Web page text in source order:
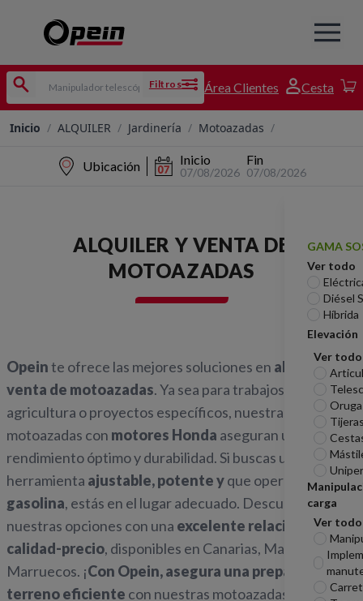
Filtros Área Clientes Cesta
Inicio / ALQUILER / Jardinería / Motoazadas /
Ubicación Inicio
07/08/2026
Fin
07/08/2026
GAMA
Ver todo
Diésel
Híbrida
Elevación
Ver todo
carga
Ver todo
ALQUILER Y VENTA DE
MOTOAZADAS
Opeinte ofrece las mejores soluciones en alquiler y
venta de motoazadas. Ya sea para trabajos de
agricultura o proyectos específicos, nuestras
motoazadas con motores Honda aseguran un
rendimiento óptimo y durabilidad. Si buscas una
herramienta ajustable, potente yque opere con
gasolina, estás en el lugar adecuado. Descubre
nuestras opciones con una excelente relación
calidad-precio, disponibles en Canarias, Madrid y
Marruecos. ¡Con Opein, asegura una preparación de
terreno eficiente con nuestras motoazadas de